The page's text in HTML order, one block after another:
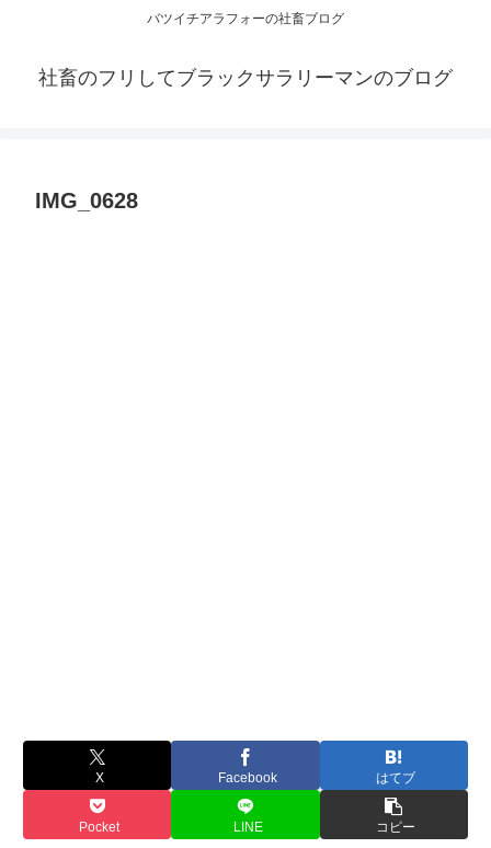
バツイチアラフォーの社畜ブログ
社畜のフリしてブラックサラリーマンのブログ
IMG_0628
X Facebook はてブ
Pocket LINE コピー